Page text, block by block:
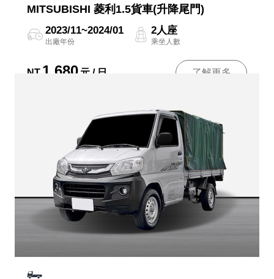
MITSUBISHI 菱利1.5貨車(升降尾門)
2023/11~2024/01
出廠年份
2人座
乘坐人數
NT 1,680 元 / 日 了解更多